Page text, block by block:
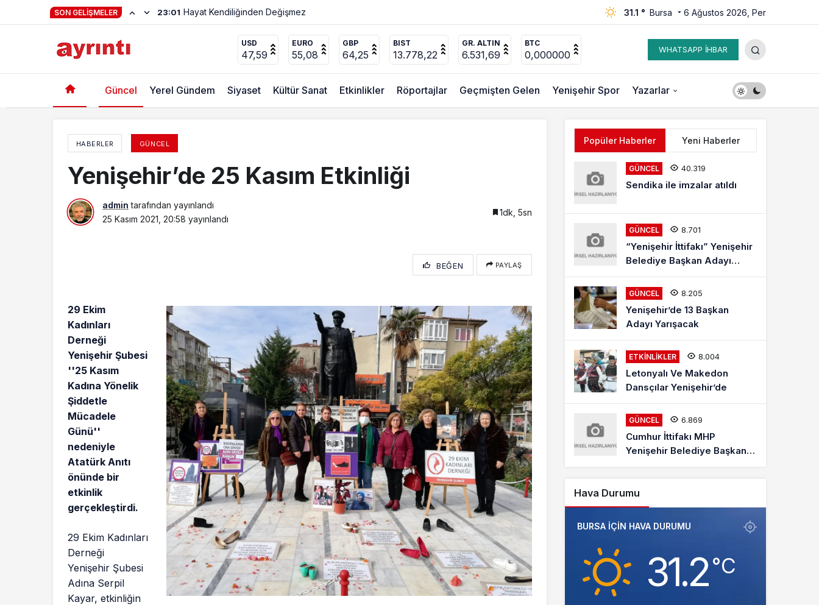
SON GELIŞMELER 22:56 Haftanın Şiiri Adnan Yücel’den 31.1 ° Bursa 6 Ağustos 2026, Per
USD
47,59
EURO
55,08
GBP
64,25
BIST
13.778,22
GR. ALTIN
6.531,69
BTC
0,000000 WHATSAPP İHBAR
Güncel Yerel Gündem Siyaset Kültür Sanat Etkinlikler Röportajlar Geçmişten Gelen Yenişehir Spor Yazarlar
HABERLER GÜNCEL
Yenişehir’de 25 Kasım Etkinliği
admin tarafından yayınlandı
25 Kasım 2021, 20:58 yayınlandı
1dk, 5sn
BEĞEN PAYLAŞ
29 Ekim
Kadınları
Derneği
Yenişehir Şubesi
''25 Kasım
Kadına Yönelik
Şiddetle
Mücadele
Günü''
nedeniyle
Atatürk Anıtı
önünde bir
etkinlik
gerçekleştirdi.
29 Ekim Kadınları
Derneği
Yenişehir Şubesi
Adına Serpil
Kayar, etkinliğin
Popüler Haberler Yeni Haberler
GÜNCEL 40.319
Sendika ile imzalar atıldı
GÜNCEL 8.701
“Yenişehir İttifakı” Yenişehir
Belediye Başkan Adayı
Mehmet Kaya Röportajı
GÜNCEL 8.205
Yenişehir’de 13 Başkan
Adayı Yarışacak
ETKINLIKLER 8.004
Letonyalı Ve Makedon
Dansçılar Yenişehir’de
GÜNCEL 6.869
Cumhur İttifakı MHP
Yenişehir Belediye Başkan
Hava Durumu
BURSA IÇIN HAVA DURUMU
31.2‎°C
“Öğretmenlik, Özveri, Sabır Ve Fedakârlı İşidir”